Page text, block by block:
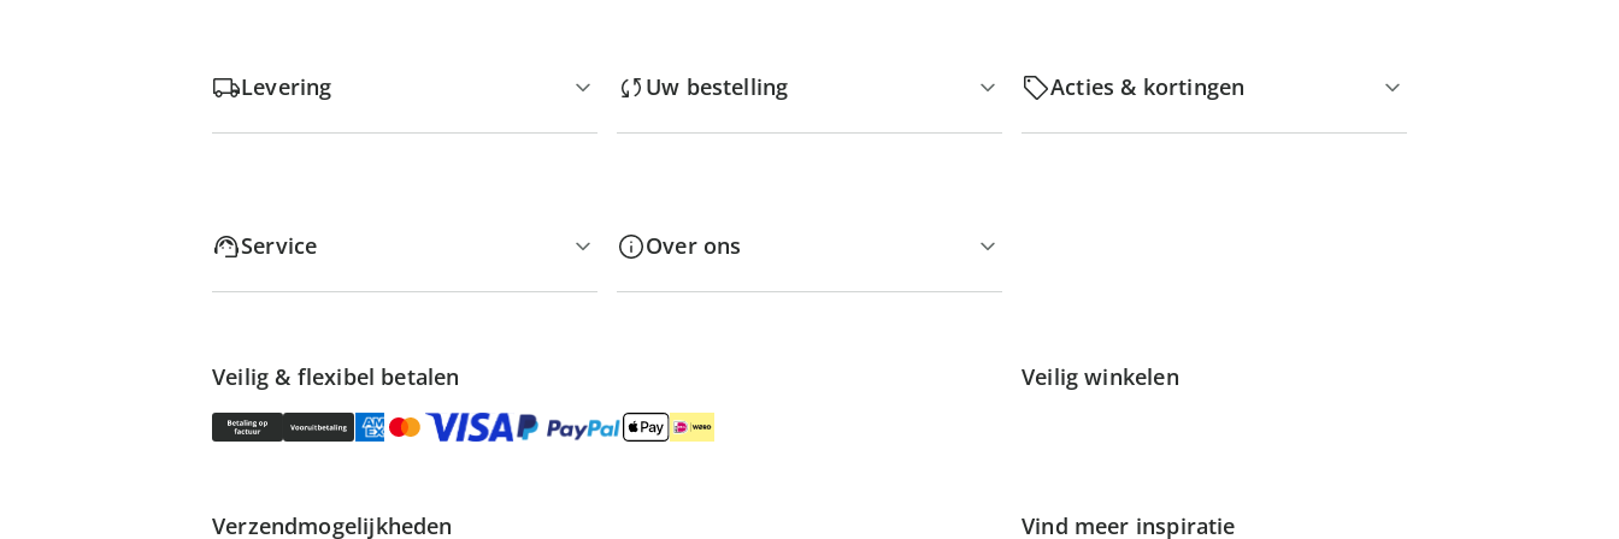
Levering Uw bestelling Acties & kortingen
Service Over ons
Veilig & flexibel betalen Veilig winkelen
Verzendmogelijkheden Vind meer inspiratie